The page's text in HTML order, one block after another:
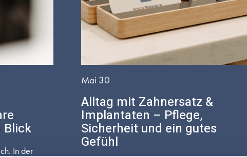
Blick
In der
Mai 30
Alltag mit Zahnersatz &
Implantaten – Pflege,
Sicherheit und ein gutes
Gefühl